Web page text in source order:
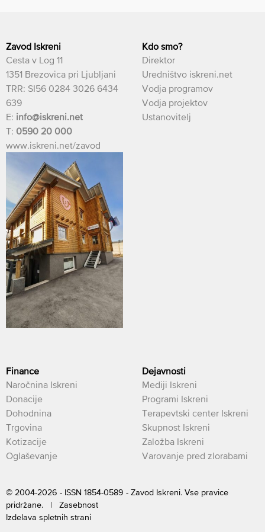
Zavod Iskreni
Cesta v Log 11
1351 Brezovica pri Ljubljani
TRR: SI56 0284 3026 6434
639
E: info@iskreni.net
T: 0590 20 000
www.iskreni.net/zavod
Kdo smo?
Direktor
Uredništvo iskreni.net
Vodja programov
Vodja projektov
Ustanovitelj
Finance
Naročnina Iskreni
Donacije
Dohodnina
Trgovina
Kotizacije
Oglaševanje
Dejavnosti
Mediji Iskreni
Programi Iskreni
Terapevtski center Iskreni
Skupnost Iskreni
Založba Iskreni
Varovanje pred zlorabami
© 2004-2026 - ISSN 1854-0589 - Zavod Iskreni. Vse pravice
pridržane. | Zasebnost
Izdelava spletnih strani